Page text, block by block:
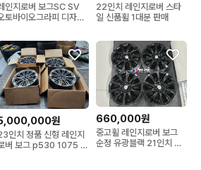
인지로버 보그SC SV
토바이오그라피 디자인
22인치 레인지로버 스타
일 신품휠 1대분 판매
원
인치 정품 신형 레인지
버 보그 p530 1075 순
660,000원
중고휠 레인지로버 보그
순정 유광블랙 21인치 휠